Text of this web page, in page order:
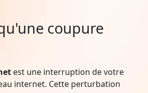
coupure
est une interruption de votre
internet. Cette perturbation